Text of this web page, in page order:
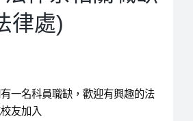
律處)
一名科員職缺，歡迎有興趣的法
友加入